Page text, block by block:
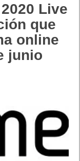
Live
que
online
junio